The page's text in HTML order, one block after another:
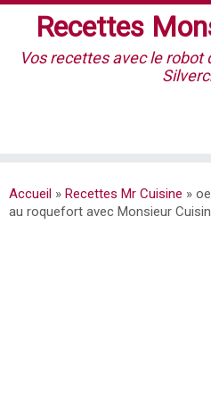
Recettes
Vos recettes avec le robot
Accueil » Recettes Mr Cuisine »
au roquefort avec Monsieur